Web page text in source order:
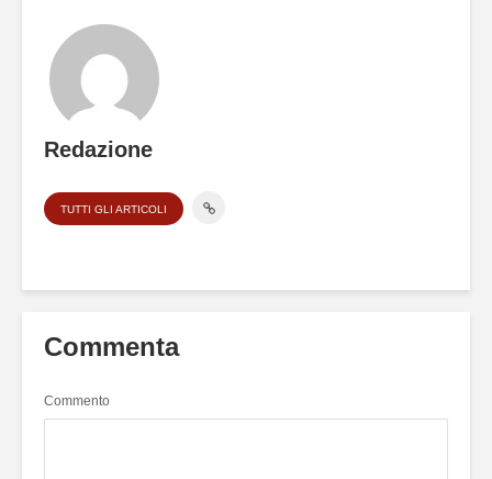
Redazione
TUTTI GLI ARTICOLI
Commenta
Commento